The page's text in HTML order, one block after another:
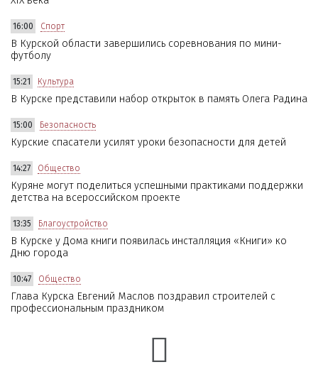
16:00 Спорт
В Курской области завершились соревнования по мини-
футболу
15:21 Культура
В Курске представили набор открыток в память Олега Радина
15:00 Безопасность
Курские спасатели усилят уроки безопасности для детей
14:27 Общество
Куряне могут поделиться успешными практиками поддержки
детства на всероссийском проекте
13:35 Благоустройство
В Курске у Дома книги появилась инсталляция «Книги» ко
Дню города
10:47 Общество
Глава Курска Евгений Маслов поздравил строителей с
профессиональным праздником